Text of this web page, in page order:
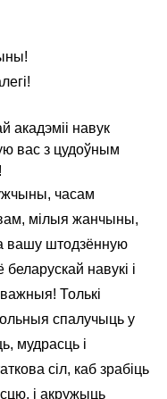
акадэміі навук
вас з цудоўным
часам
мілыя жанчыны,
вашу штодзённую
навукі і
Толькі
спалучыць у
мудрасць і
сіл, каб зрабіць
і акружыць